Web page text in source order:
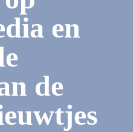
en
de